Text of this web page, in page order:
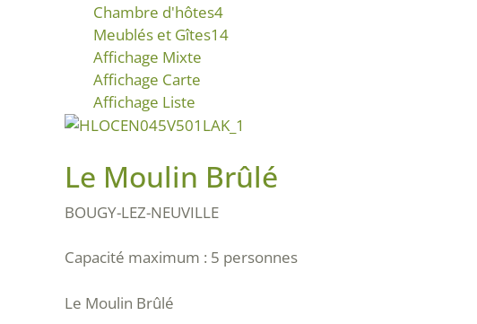
Chambre d'hôtes4
Meublés et Gîtes14
Affichage Mixte
Affichage Carte
Affichage Liste
Le Moulin Brûlé
BOUGY-LEZ-NEUVILLE
Capacité maximum : 5 personnes
Le Moulin Brûlé